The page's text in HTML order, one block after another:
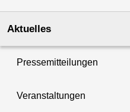
Aktuelles
Pressemitteilungen
Veranstaltungen